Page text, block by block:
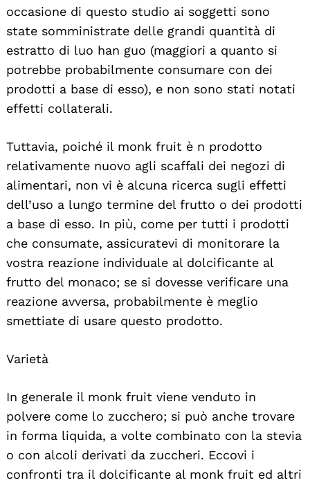
occasione di questo studio ai soggetti sono
state somministrate delle grandi quantità di
estratto di luo han guo (maggiori a quanto si
potrebbe probabilmente consumare con dei
prodotti a base di esso), e non sono stati notati
effetti collaterali.
Tuttavia, poiché il monk fruit è n prodotto
relativamente nuovo agli scaffali dei negozi di
alimentari, non vi è alcuna ricerca sugli effetti
dell’uso a lungo termine del frutto o dei prodotti
a base di esso. In più, come per tutti i prodotti
che consumate, assicuratevi di monitorare la
vostra reazione individuale al dolcificante al
frutto del monaco; se si dovesse verificare una
reazione avversa, probabilmente è meglio
smettiate di usare questo prodotto.
Varietà
In generale il monk fruit viene venduto in
polvere come lo zucchero; si può anche trovare
in forma liquida, a volte combinato con la stevia
o con alcoli derivati da zuccheri. Eccovi i
confronti tra il dolcificante al monk fruit ed altri